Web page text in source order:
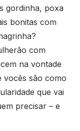
gordinha, poxa
bonitas com
com
na vontade
vocês são como
que vai
precisar – e